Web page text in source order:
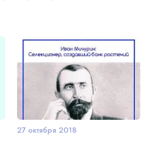
27 октября 2018